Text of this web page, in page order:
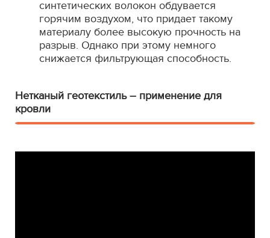
синтетических волокон обдувается
горячим воздухом, что придает такому
материалу более высокую прочность на
разрыв. Однако при этому немного
снижается фильтрующая способность.
Нетканый геотекстиль – применение для
кровли